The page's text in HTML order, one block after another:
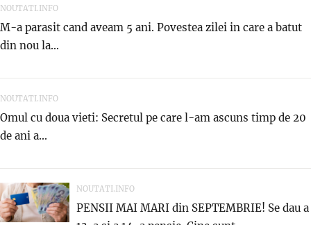
NOUTATI.INFO
M-a parasit cand aveam 5 ani. Povestea zilei in care a batut
din nou la...
NOUTATI.INFO
Omul cu doua vieti: Secretul pe care l-am ascuns timp de 20
de ani a...
NOUTATI.INFO
PENSII MAI MARI din SEPTEMBRIE! Se dau a